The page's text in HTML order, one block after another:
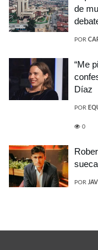
de
POR
“Me
Díaz
POR
0
POR